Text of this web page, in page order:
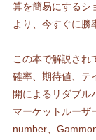
算を簡易にするシ
より、今すぐに勝
この本で解説され
確率、期待値、テ
開によるリダブル
マーケットルーザ
number、